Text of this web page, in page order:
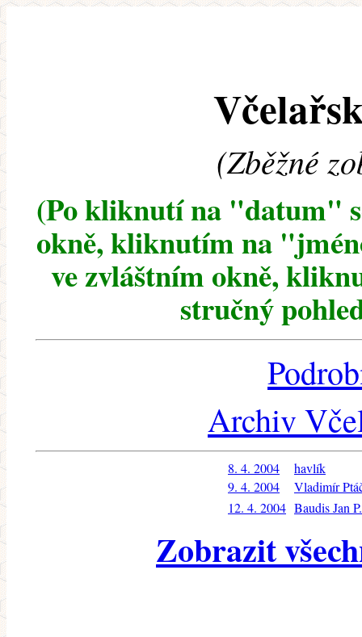
(Zběžné
(Po kliknutí na "datum"
okně, kliknutím na
ve zvláštním okně,
stručný
Archiv
8. 4. 2004
havlík
9. 4. 2004
Vladimír
12. 4. 2004 Baudis Jan P.
Zobrazit